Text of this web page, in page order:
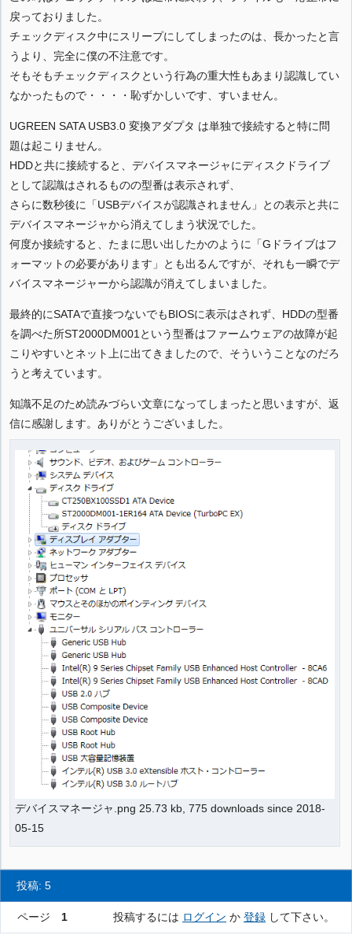
戻っておりました。
チェックディスク中にスリープにしてしまったのは、長かったと言
うより、完全に僕の不注意です。
そもそもチェックディスクという行為の重大性もあまり認識してい
なかったもので・・・・恥ずかしいです、すいません。
UGREEN SATA USB3.0 変換アダプタ は単独で接続すると特に問
題は起こりません。
HDDと共に接続すると、デバイスマネージャにディスクドライブ
として認識はされるものの型番は表示されず、
さらに数秒後に「USBデバイスが認識されません」との表示と共に
デバイスマネージャから消えてしまう状況でした。
何度か接続すると、たまに思い出したかのように「Gドライブはフ
ォーマットの必要があります」とも出るんですが、それも一瞬でデ
バイスマネージャーから認識が消えてしまいました。
最終的にSATAで直接つないでもBIOSに表示はされず、HDDの型番
を調べた所ST2000DM001という型番はファームウェアの故障が起
こりやすいとネット上に出てきましたので、そういうことなのだろ
うと考えています。
知識不足のため読みづらい文章になってしまったと思いますが、返
信に感謝します。ありがとうございました。
デバイスマネージャ.png 25.73 kb, 775 downloads since 2018-
05-15
投稿: 5
ページ 1 投稿するには ログイン か 登録 して下さい。